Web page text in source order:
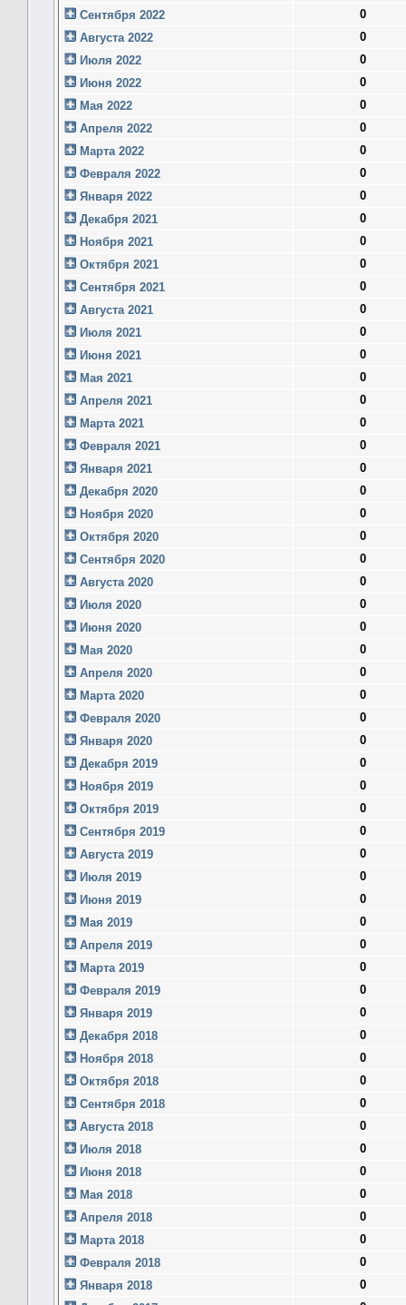
Сентября 2022
0
Августа 2022
0
Июля 2022
0
Июня 2022
0
Мая 2022
0
Апреля 2022
0
Марта 2022
0
Февраля 2022
0
Января 2022
0
Декабря 2021
0
Ноября 2021
0
Октября 2021
0
Сентября 2021
0
Августа 2021
0
Июля 2021
0
Июня 2021
0
Мая 2021
0
Апреля 2021
0
Марта 2021
0
Февраля 2021
0
Января 2021
0
Декабря 2020
0
Ноября 2020
0
Октября 2020
0
Сентября 2020
0
Августа 2020
0
Июля 2020
0
Июня 2020
0
Мая 2020
0
Апреля 2020
0
Марта 2020
0
Февраля 2020
0
Января 2020
0
Декабря 2019
0
Ноября 2019
0
Октября 2019
0
Сентября 2019
0
Августа 2019
0
Июля 2019
0
Июня 2019
0
Мая 2019
0
Апреля 2019
0
Марта 2019
0
Февраля 2019
0
Января 2019
0
Декабря 2018
0
Ноября 2018
0
Октября 2018
0
Сентября 2018
0
Августа 2018
0
Июля 2018
0
Июня 2018
0
Мая 2018
0
Апреля 2018
0
Марта 2018
0
Февраля 2018
0
Января 2018
0